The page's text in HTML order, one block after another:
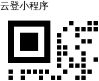
云登小程序